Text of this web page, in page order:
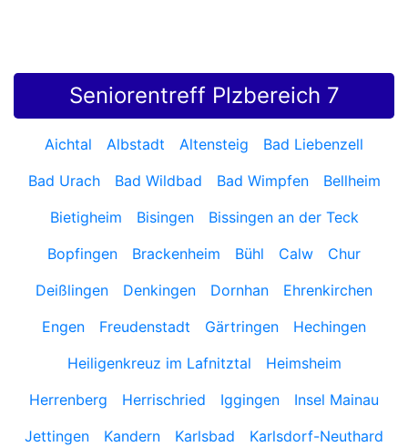
Seniorentreff Plzbereich 7
Aichtal Albstadt Altensteig
Bad Liebenzell
Bad Urach
Bad Wildbad Bad Wimpfen
Bellheim
Bietigheim
Bisingen
Bissingen an der Teck
Bopfingen
Brackenheim Bühl Calw
Chur
Deißlingen
Denkingen Dornhan
Ehrenkirchen
Engen
Freudenstadt Gärtringen
Hechingen
Heiligenkreuz im Lafnitztal
Heimsheim
Herrenberg
Herrischried Iggingen
Insel Mainau
Jettingen
Kandern Karlsbad
Karlsdorf-Neuthard